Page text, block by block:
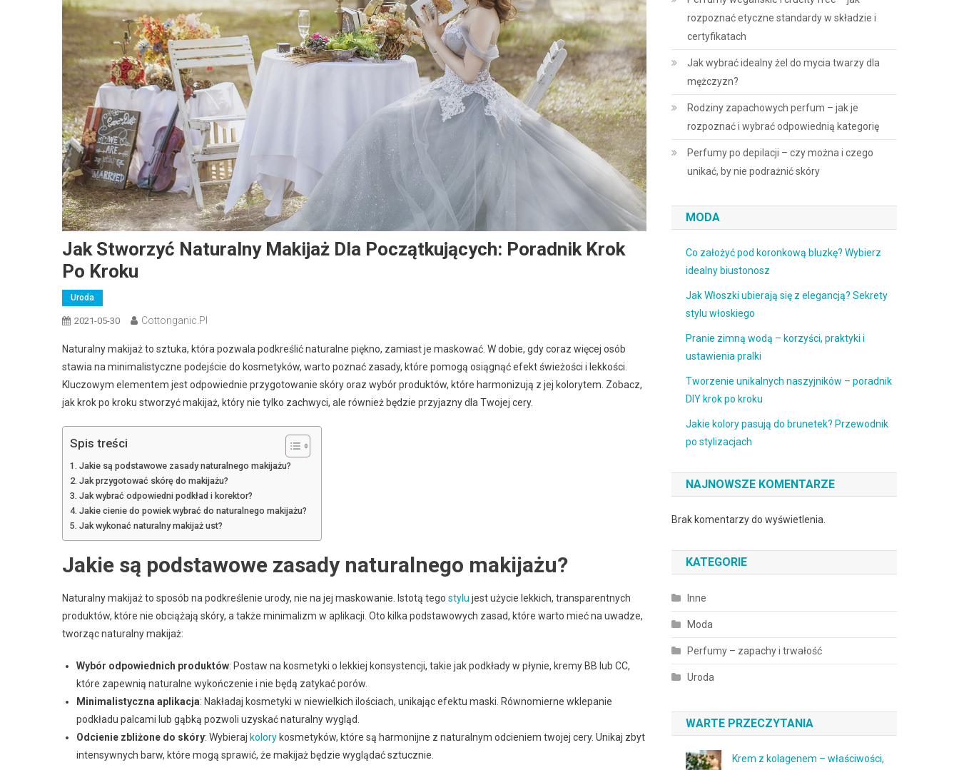
Jak Stworzyć Naturalny Makijaż Dla Początkujących: Poradnik Krok
Po Kroku
Uroda
2021-05-30 Cottonganic.pl
Naturalny makijaż to sztuka, która pozwala podkreślić naturalne piękno, zamiast je maskować. W dobie, gdy coraz więcej osób
stawia na minimalistyczne podejście do kosmetyków, warto poznać zasady, które pomogą osiągnąć efekt świeżości i lekkości.
Kluczowym elementem jest odpowiednie przygotowanie skóry oraz wybór produktów, które harmonizują z jej kolorytem. Zobacz,
jak krok po kroku stworzyć makijaż, który nie tylko zachwyci, ale również będzie przyjazny dla Twojej cery.
Spis treści
Jakie są podstawowe zasady naturalnego makijażu?
Jak przygotować skórę do makijażu?
Jak wybrać odpowiedni podkład i korektor?
Jakie cienie do powiek wybrać do naturalnego makijażu?
Jak wykonać naturalny makijaż ust?
Jakie są podstawowe zasady naturalnego makijażu?
Naturalny makijaż to sposób na podkreślenie urody, nie na jej maskowanie. Istotą tego stylu jest użycie lekkich, transparentnych
produktów, które nie obciążają skóry, a także minimalizm w aplikacji. Oto kilka podstawowych zasad, które warto mieć na uwadze,
tworząc naturalny makijaż:
Wybór odpowiednich produktów: Postaw na kosmetyki o lekkiej konsystencji, takie jak podkłady w płynie, kremy BB lub CC,
które zapewnią naturalne wykończenie i nie będą zatykać porów.
Minimalistyczna aplikacja: Nakładaj kosmetyki w niewielkich ilościach, unikając efektu maski. Równomierne wklepanie
podkładu palcami lub gąbką pozwoli uzyskać naturalny wygląd.
Odcienie zbliżone do skóry: Wybieraj kolory kosmetyków, które są harmonijne z naturalnym odcieniem twojej cery. Unikaj zbyt
intensywnych barw, które mogą sprawić, że makijaż będzie wyglądać sztucznie.
rozpoznać etyczne standardy w składzie i
certyfikatach
Jak wybrać idealny żel do mycia twarzy dla
mężczyzn?
Rodziny zapachowych perfum – jak je
rozpoznać i wybrać odpowiednią kategorię
Perfumy po depilacji – czy można i czego
unikać, by nie podrażnić skóry
MODA
Co założyć pod koronkową bluzkę? Wybierz
idealny biustonosz
Jak Włoszki ubierają się z elegancją? Sekrety
stylu włoskiego
Pranie zimną wodą – korzyści, praktyki i
ustawienia pralki
Tworzenie unikalnych naszyjników – poradnik
DIY krok po kroku
Jakie kolory pasują do brunetek? Przewodnik
po stylizacjach
NAJNOWSZE KOMENTARZE
Brak komentarzy do wyświetlenia.
KATEGORIE
Inne
Moda
Perfumy – zapachy i trwałość
Uroda
WARTE PRZECZYTANIA
Krem z kolagenem – właściwości,